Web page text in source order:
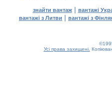
знайти вантаж| вантажі
вантажі з Литви | вантажі з
Усі права захищені.